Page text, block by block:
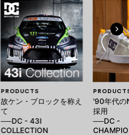
PRODUCTS
故ケン・ブロックを称え
て
──DC - 43I
COLLECTION
'90年代の
採用
──DC -